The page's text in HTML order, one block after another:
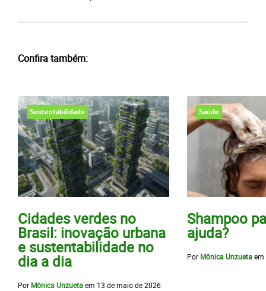
Confira também:
Sustentabilidade
Cidades verdes no
Brasil: inovação urbana
e sustentabilidade no
dia a dia
Por Mônica Unzuetaem 13 de maio de 2026
Saúde
Shampoo
ajuda?
Por Mônica Unzuetaem